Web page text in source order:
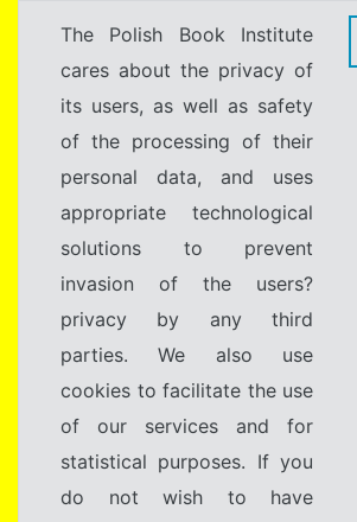
The Polish Book Institute
cares about the privacy of
its users, as well as safety
of the processing of their
personal data, and uses
appropriate technological
solutions to prevent
invasion of the users?
privacy by any third
parties. We also use
cookies to facilitate the use
of our services and for
statistical purposes. If you
do not wish to have